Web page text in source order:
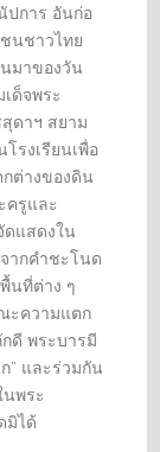
ปการ อันก่อ
นชาวไทย
มาของวัน
ด็จพระ
ดาฯ สยาม
รงเรียนเพื่อ
ต่างของดิน
ครูและ
แสดงใน
ากคำชะโนด
นที่ต่าง ๆ
ะความแตก
ดี พระบารมี
” และร่วมกัน
พระ
มิได้